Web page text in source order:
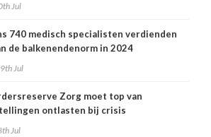
Jul
740 medisch specialisten verdienden
de balkenendenorm in 2024
Jul
Zorg moet top van
ontlasten bij crisis
Jul